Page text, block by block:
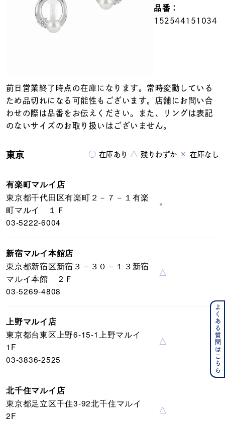
品番：
152544151034
前日営業終了時点の在庫になります。常時変動している
ため品切れになる可能性もございます。店舗にお問い合
わせの際は品番をお伝えください。また、リングは表記
のないサイズのお取り扱いはございません。
○ 在庫あり △ 残りわずか × 在庫なし
東京
有楽町マルイ店
東京都千代田区有楽町２－７－１有楽
町マルイ １Ｆ
03-5222-6004
×
新宿マルイ本館店
東京都新宿区新宿３－３０－１３新宿
マルイ本館 ２Ｆ
03-5269-4808
△
上野マルイ店
東京都台東区上野6-15-1上野マルイ
1F
03-3836-2525
△
北千住マルイ店
東京都足立区千住3-92北千住マルイ
2F
△
よくある質問はこちら